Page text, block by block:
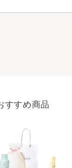
すすめ商品